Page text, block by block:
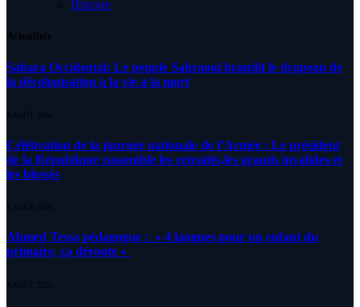
Histoire
Actualités
Sahara Occidental: Le peuple Sahraoui brandit le drapeau de
la décolonisation à la vie à la mort
8 AOÛT 2026
Célébration de la journée nationale de l’Armée : Le président
de la République rassemble les retraités,les grands invalides et
les blessés
5 AOÛT 2026
Ahmed Tessa pédagogue : » 4 langues pour un enfant du
primaire, ça déroute «
4 AOÛT 2026